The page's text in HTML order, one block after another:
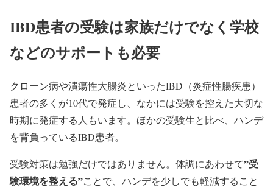
IBD患者の受験は家族だけでなく学校
などのサポートも必要
クローン病や潰瘍性大腸炎といったIBD（炎症性腸疾患）
患者の多くが10代で発症し、なかには受験を控えた大切な
時期に発症する人もいます。ほかの受験生と比べ、ハンデ
を背負っているIBD患者。
受験対策は勉強だけではありません。体調にあわせて”受
験環境を整える”ことで、ハンデを少しでも軽減すること